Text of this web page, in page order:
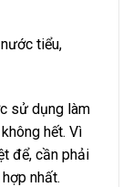
tiểu,
sử dụng làm
hết. Vì
để, cần phải
nhất.